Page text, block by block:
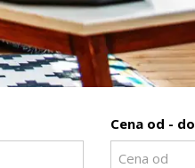
Cena od - do